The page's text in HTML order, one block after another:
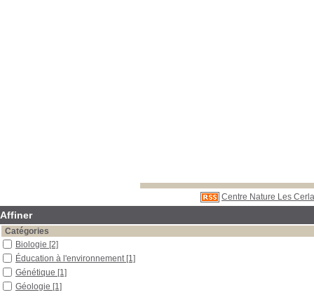
Centre Nature Les
Affiner
Catégories
Biologie [2]
Éducation à l'environnement [1]
Génétique [1]
Géologie [1]